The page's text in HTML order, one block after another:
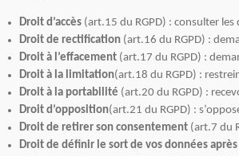
Droit d’accès (art.15 du RGPD) : consulter les
Droit de rectification (art.16 du RGPD) :
Droit à l’effacement (art.17 du RGPD) :
Droit à la limitation(art.18 du RGPD) :
Droit à la portabilité (art.20 du RGPD) :
Droit d’opposition(art.21 du RGPD) :
Droit de retirer son consentement (art.7 du
Droit de définir le sort de vos données